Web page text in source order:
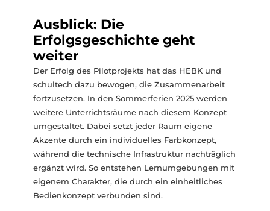
Ausblick: Die
Erfolgsgeschichte geht
weiter
Der Erfolg des Pilotprojekts hat das HEBK und
schultech dazu bewogen, die Zusammenarbeit
fortzusetzen. In den Sommerferien 2025 werden
weitere Unterrichtsräume nach diesem Konzept
umgestaltet. Dabei setzt jeder Raum eigene
Akzente durch ein individuelles Farbkonzept,
während die technische Infrastruktur nachträglich
ergänzt wird. So entstehen Lernumgebungen mit
eigenem Charakter, die durch ein einheitliches
Bedienkonzept verbunden sind.